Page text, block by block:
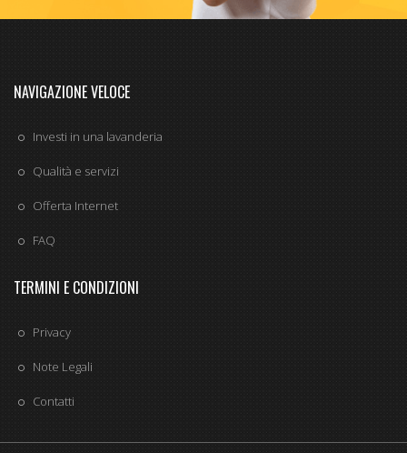
NAVIGAZIONE VELOCE
Investi in una lavanderia
Qualità e servizi
Offerta Internet
FAQ
TERMINI E CONDIZIONI
Privacy
Note Legali
Contatti